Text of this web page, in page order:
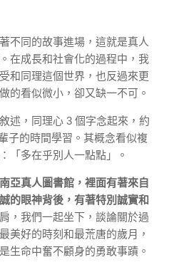
不同的故事進場，這就是真人
在成長和社會化的過程中，我
和同理這個世界，也反過來更
的看似微小，卻又缺一不可。
述，同理心 3 個字念起來，約
子的時間學習。其概念看似複
「多在乎別人一點點」。
亞真人圖書館，裡面有著來自
的眼神背後，有著特別誠實和
，我們一起坐下，談論關於過
美好的時刻和最荒唐的歲月，
生命中奮不顧身的勇敢事蹟。